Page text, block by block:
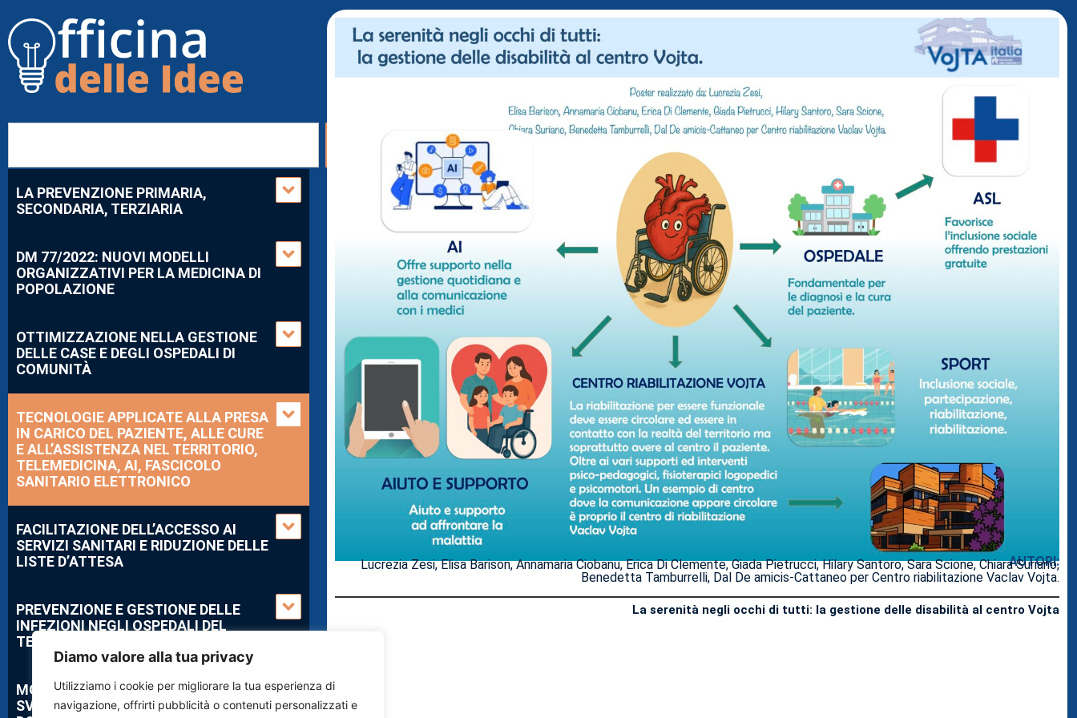
Diamo valore alla tua privacy
Utilizziamo i cookie per migliorare la tua esperienza di
navigazione, offrirti pubblicità o contenuti personalizzati e
LA PREVENZIONE PRIMARIA,
SECONDARIA, TERZIARIA
DM 77/2022: NUOVI MODELLI
ORGANIZZATIVI PER LA MEDICINA DI
POPOLAZIONE
OTTIMIZZAZIONE NELLA GESTIONE
DELLE CASE E DEGLI OSPEDALI DI
COMUNITÀ
TECNOLOGIE APPLICATE ALLA PRESA
IN CARICO DEL PAZIENTE, ALLE CURE
E ALL’ASSISTENZA NEL TERRITORIO,
TELEMEDICINA, AI, FASCICOLO
SANITARIO ELETTRONICO
FACILITAZIONE DELL’ACCESSO AI
SERVIZI SANITARI E RIDUZIONE DELLE
LISTE D’ATTESA
PREVENZIONE E GESTIONE DELLE
INFEZIONI NEGLI OSPEDALI DEL
TERRITORIO
MODELLI EFFICIENTI PER LO
SVILUPPO DELL’ASSISTENZA
AUTORI:
Lucrezia Zesi, Elisa Barison, Annamaria Ciobanu, Erica Di Clemente, Giada Pietrucci, Hilary Santoro, Sara Scione, Chiara Suriano,
Benedetta Tamburrelli, Dal De amicis-Cattaneo per Centro riabilitazione Vaclav Vojta.
La serenità negli occhi di tutti: la gestione delle disabilità al centro Vojta